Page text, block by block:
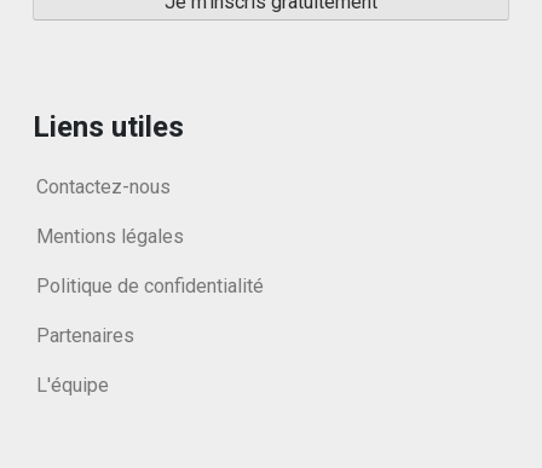
Liens utiles
Contactez-nous
Mentions légales
Politique de confidentialité
Partenaires
L'équipe